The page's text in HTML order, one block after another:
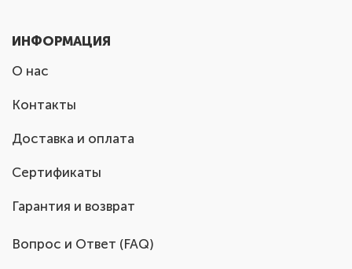
ИНФОРМАЦИЯ
О нас
Контакты
Доставка и оплата
Сертификаты
Гарантия и возврат
Вопрос и Ответ (FAQ)